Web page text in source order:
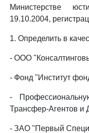
Министерстве
19.10.2004,
1. Определить в
- ООО
- Фонд "Институт
-
Трансфер-Агентов и
- ЗАО "Первый